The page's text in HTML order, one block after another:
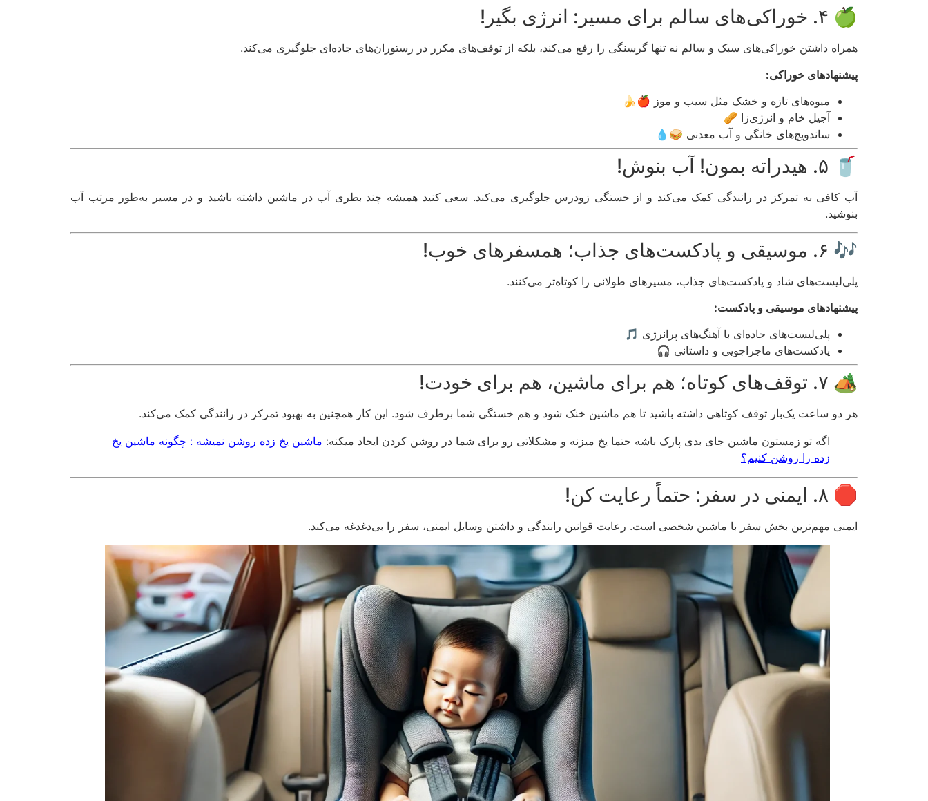
🍏 ۴. خوراکی‌های سالم برای مسیر: انرژی بگیر!
همراه داشتن خوراکی‌های سبک و سالم نه تنها گرسنگی را رفع می‌کند، بلکه از توقف‌های مکرر در رستوران‌های جاده‌ای جلوگیری می‌کند.
پیشنهادهای خوراکی:
میوه‌های تازه و خشک مثل سیب و موز 🍎🍌
آجیل خام و انرژی‌زا 🥜
ساندویچ‌های خانگی و آب معدنی 🥪💧
🥤 ۵. هیدراته بمون! آب بنوش!
آب کافی به تمرکز در رانندگی کمک می‌کند و از خستگی زودرس جلوگیری می‌کند. سعی کنید همیشه چند بطری آب در ماشین داشته باشید و در مسیر به‌طور مرتب آب
بنوشید.
🎶 ۶. موسیقی و پادکست‌های جذاب؛ همسفرهای خوب!
پلی‌لیست‌های شاد و پادکست‌های جذاب، مسیرهای طولانی را کوتاه‌تر می‌کنند.
پیشنهادهای موسیقی و پادکست:
پلی‌لیست‌های جاده‌ای با آهنگ‌های پرانرژی 🎵
پادکست‌های ماجراجویی و داستانی 🎧
🏕️ ۷. توقف‌های کوتاه؛ هم برای ماشین، هم برای خودت!
هر دو ساعت یک‌بار توقف کوتاهی داشته باشید تا هم ماشین خنک شود و هم خستگی شما برطرف شود. این کار همچنین به بهبود تمرکز در رانندگی کمک می‌کند.
اگه تو زمستون ماشین جای بدی پارک باشه حتما یخ میزنه و مشکلاتی رو برای شما در روشن کردن ایجاد میکنه: ماشین یخ زده روشن نمیشه : چگونه ماشین یخ
زده را روشن کنیم؟
🛑 ۸. ایمنی در سفر: حتماً رعایت کن!
ایمنی مهم‌ترین بخش سفر با ماشین شخصی است. رعایت قوانین رانندگی و داشتن وسایل ایمنی، سفر را بی‌دغدغه می‌کند.